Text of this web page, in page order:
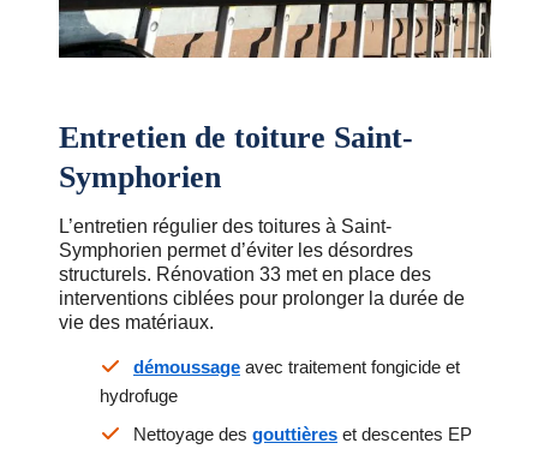
Entretien de toiture Saint-
Symphorien
L’entretien régulier des toitures à Saint-
Symphorien permet d’éviter les désordres
structurels. Rénovation 33 met en place des
interventions ciblées pour prolonger la durée de
vie des matériaux.
démoussage avec traitement fongicide et
hydrofuge
Nettoyage des gouttières et descentes EP